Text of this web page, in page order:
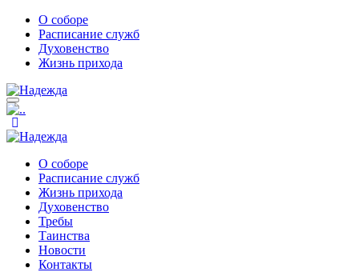
О соборе
Расписание служб
Духовенство
Жизнь прихода
О соборе
Расписание служб
Жизнь прихода
Духовенство
Требы
Таинства
Новости
Контакты